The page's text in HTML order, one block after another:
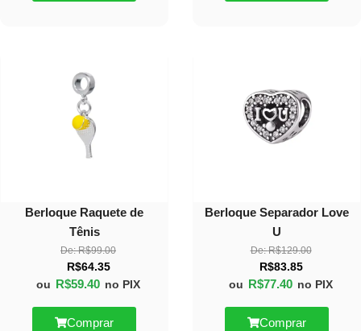
Berloque Raquete de
Tênis
De:R$99.00
R$64.35
ou R$59.40 no PIX
Comprar
Berloque Separador Love
U
De:R$129.00
R$83.85
ou R$77.40 no PIX
Comprar